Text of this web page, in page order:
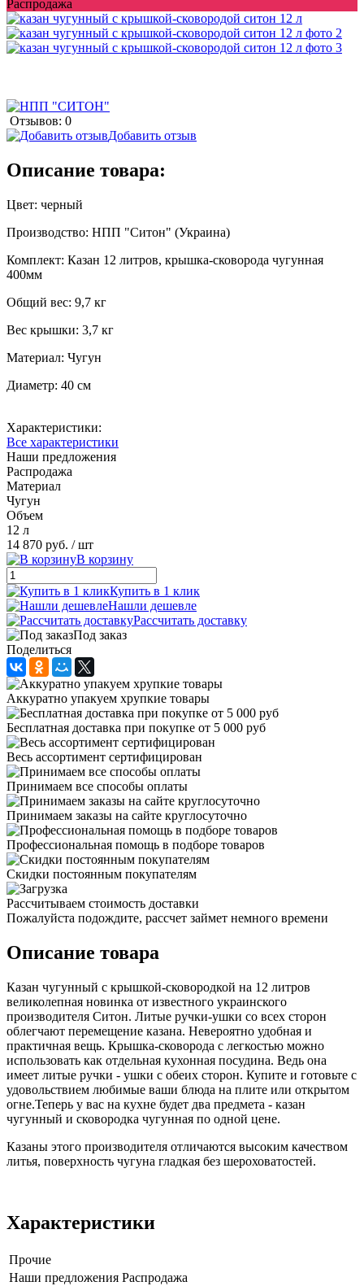
Распродажа
Отзывов: 0
Добавить отзыв
Описание товара:
Цвет: черный
Производство: НПП "Ситон" (Украина)
Комплект: Казан 12 литров, крышка-сковорода чугунная
400мм
Общий вес: 9,7 кг
Вес крышки: 3,7 кг
Материал: Чугун
Диаметр: 40 см
Характеристики:
Все характеристики
Наши предложения
Распродажа
Материал
Чугун
Объем
12 л
14 870 руб. / шт
В корзину
Купить в 1 клик
Нашли дешевле
Рассчитать доставку
Под заказ
Поделиться
Аккуратно упакуем хрупкие товары
Бесплатная доставка при покупке от 5 000 руб
Весь ассортимент сертифицирован
Принимаем все способы оплаты
Принимаем заказы на сайте круглосуточно
Профессиональная помощь в подборе товаров
Скидки постоянным покупателям
Рассчитываем стоимость доставки
Пожалуйста подождите, рассчет займет немного времени
Описание товара
Казан чугунный с крышкой-сковородкой на 12 литров
великолепная новинка от известного украинского
производителя Ситон. Литые ручки-ушки со всех сторон
облегчают перемещение казана. Невероятно удобная и
практичная вещь. Крышка-сковорода с легкостью можно
использовать как отдельная кухонная посудина. Ведь она
имеет литые ручки - ушки с обеих сторон. Купите и готовьте с
удовольствием любимые ваши блюда на плите или открытом
огне.Теперь у вас на кухне будет два предмета - казан
чугунный и сковородка чугунная по одной цене.
Казаны этого производителя отличаются высоким качеством
литья, поверхность чугуна гладкая без шероховатостей.
Характеристики
Прочие
Наши предложения Распродажа